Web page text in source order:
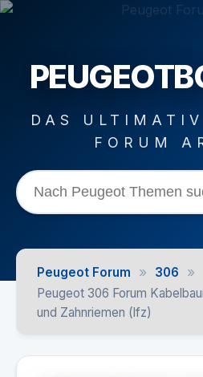
DAS
FORUM
Peugeot Forum » 306 »
Peugeot 306 Forum
und Zahnriemen (lfz)